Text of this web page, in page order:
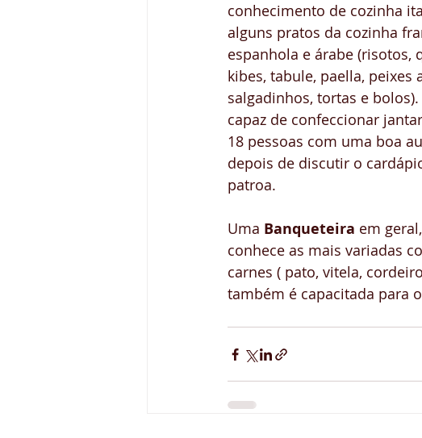
conhecimento de cozinha
alguns pratos da cozinha
espanhola e árabe (risotos,
kibes, tabule, paella, peixes
salgadinhos, tortas e bolos).
capaz de confeccionar
18 pessoas com uma boa
depois de discutir o
patroa.
Uma Banqueteira em
conhece as mais variadas
carnes ( pato, vitela,
também é capacitada para